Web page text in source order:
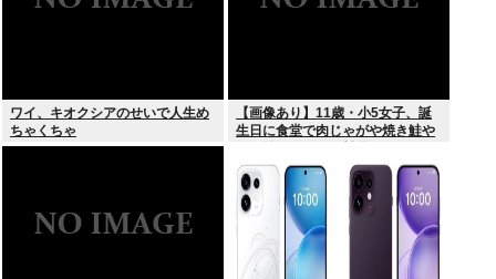
ワイ、キオクシアのせいで人生め
ちゃくちゃ
【画像あり】11歳・小5女子、誕
生日に食堂で肉じゃがや焼き鮭や
みたいに食べる